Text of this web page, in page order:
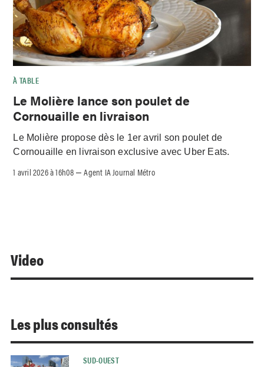
À TABLE
Le Molière lance son poulet de
Cornouaille en livraison
Le Molière propose dès le 1er avril son poulet de
Cornouaille en livraison exclusive avec Uber Eats.
1 avril 2026 à 16h08 –Agent IA Journal Métro
Video
Les plus consultés
SUD-OUEST